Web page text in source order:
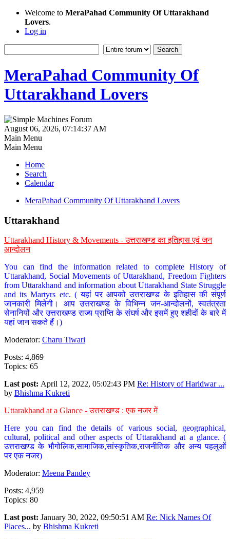
Welcome to MeraPahad Community Of Uttarakhand
Lovers.
Log in
MeraPahad Community Of
Uttarakhand Lovers
August 06, 2026, 07:14:37 AM
Main Menu
Main Menu
Home
Search
Calendar
MeraPahad Community Of Uttarakhand Lovers
Uttarakhand
Uttarakhand History & Movements - उत्तराखण्ड का इतिहास एवं जन
आन्दोलन
You can find the information related to complete History of
Uttarakhand, Social Movements of Uttarakhand, Freedom Fighters
from Uttarakhand and information about Uttarakhand State Struggle
and its Martyrs etc. ( यहां पर आपको उत्तराखण्ड के इतिहास की संपूर्ण
जानकारी मिलेगी। आप उत्तराखण्ड के विभिन्न जन-आन्दोलनों, स्वतंत्रता
सेनानियों और उत्तराखण्ड राज्य प्राप्ति के संघर्ष और इसमें हुए शहीदों के बारे में
यहां जान सकते हैं।)
Moderator: Charu Tiwari
Posts: 4,869
Topics: 65
Last post: April 12, 2022, 05:02:43 PM Re: History of Haridwar ...
by Bhishma Kukreti
Uttarakhand at a Glance - उत्तराखण्ड : एक नजर में
Here you can find the details of various social, geographical,
cultural, political and other aspects of Uttarakhand at a glance. (
उत्तराखण्ड के भौगोलिक,सामाजिक,सांस्कृतिक,राजनीतिक और अन्य पहलुओं
पर एक नजर)
Moderator: Meena Pandey
Posts: 4,959
Topics: 80
Last post: January 30, 2022, 09:50:51 AM Re: Nick Names Of
Places... by Bhishma Kukreti